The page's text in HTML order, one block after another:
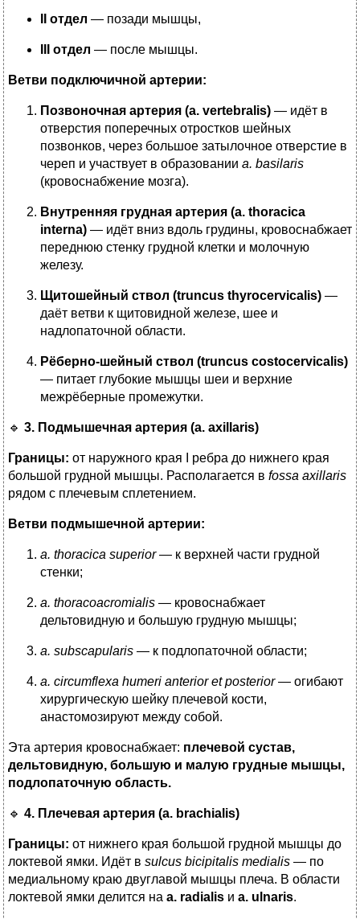
II отдел — позади мышцы,
III отдел — после мышцы.
Ветви подключичной артерии:
Позвоночная артерия (a. vertebralis) — идёт в
отверстия поперечных отростков шейных
позвонков, через большое затылочное отверстие в
череп и участвует в образовании a. basilaris
(кровоснабжение мозга).
Внутренняя грудная артерия (a. thoracica
interna) — идёт вниз вдоль грудины, кровоснабжает
переднюю стенку грудной клетки и молочную
железу.
Щитошейный ствол (truncus thyrocervicalis) —
даёт ветви к щитовидной железе, шее и
надлопаточной области.
Рёберно-шейный ствол (truncus costocervicalis)
— питает глубокие мышцы шеи и верхние
межрёберные промежутки.
🔹 3. Подмышечная артерия (a. axillaris)
Границы: от наружного края I ребра до нижнего края
большой грудной мышцы. Располагается в fossa axillaris
рядом с плечевым сплетением.
Ветви подмышечной артерии:
a. thoracica superior— к верхней части грудной
стенки;
a. thoracoacromialis — кровоснабжает
дельтовидную и большую грудную мышцы;
a. subscapularis — к подлопаточной области;
a. circumflexa humeri anterior et posterior— огибают
хирургическую шейку плечевой кости,
анастомозируют между собой.
Эта артерия кровоснабжает: плечевой сустав,
дельтовидную, большую и малую грудные мышцы,
подлопаточную область.
🔹 4. Плечевая артерия (a. brachialis)
Границы: от нижнего края большой грудной мышцы до
локтевой ямки. Идёт в sulcus bicipitalis medialis — по
медиальному краю двуглавой мышцы плеча. В области
локтевой ямки делится на a. radialis и a. ulnaris.